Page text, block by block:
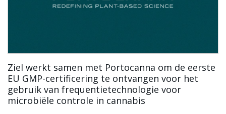
Ziel werkt samen met Portocanna om de eerste
EU GMP-certificering te ontvangen voor het
gebruik van frequentietechnologie voor
microbiële controle in cannabis